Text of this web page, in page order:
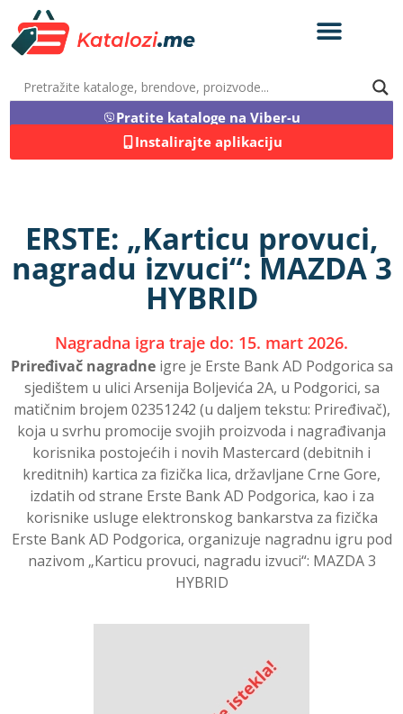
Pratite kataloge na Viber-u
Instalirajte aplikaciju
ERSTE: „Karticu provuci,
nagradu izvuci“: MAZDA 3
HYBRID
Nagradna igra traje do: 15. mart 2026.
Priređivač nagradneigre je Erste Bank AD Podgorica sa
sjedištem u ulici Arsenija Boljevića 2A, u Podgorici, sa
matičnim brojem 02351242 (u daljem tekstu: Priređivač),
koja u svrhu promocije svojih proizvoda i nagrađivanja
korisnika postojećih i novih Mastercard (debitnih i
kreditnih) kartica za fizička lica, državljane Crne Gore,
izdatih od strane Erste Bank AD Podgorica, kao i za
korisnike usluge elektronskog bankarstva za fizička
Erste Bank AD Podgorica, organizuje nagradnu igru pod
nazivom „Karticu provuci, nagradu izvuci“: MAZDA 3
HYBRID